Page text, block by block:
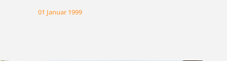
01 Januar 1999